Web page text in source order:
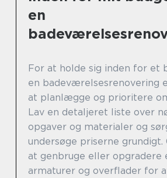
en
For at holde sig inden for et
en badeværelsesrenovering
at planlægge og prioritere
Lav en detaljeret liste over
opgaver og materialer og
undersøge priserne grundigt.
at genbruge eller opgradere
armaturer og overflader for